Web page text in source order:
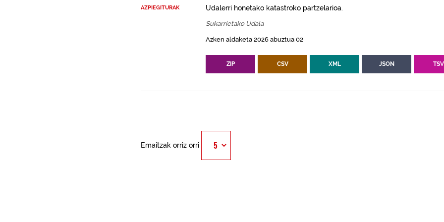
AZPIEGITURAK
Udalerri honetako katastroko partzelarioa.
Sukarrietako Udala
Azken aldaketa 2026 abuztua 02
ZIP CSV XML JSON TSV
Emaitzak orriz orri